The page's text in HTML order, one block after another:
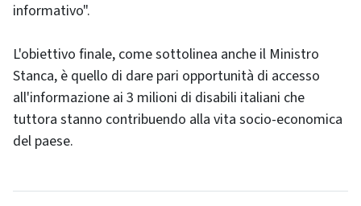
informativo".
L'obiettivo finale, come sottolinea anche il Ministro
Stanca, è quello di dare pari opportunità di accesso
all'informazione ai 3 milioni di disabili italiani che
tuttora stanno contribuendo alla vita socio-economica
del paese.